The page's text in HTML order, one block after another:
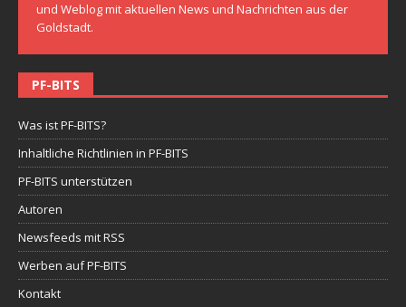
und Weblog mit aktuellen News und Nachrichten aus der
Goldstadt.
PF-BITS
Was ist PF-BITS?
Inhaltliche Richtlinien in PF-BITS
PF-BITS unterstützen
Autoren
Newsfeeds mit RSS
Werben auf PF-BITS
Kontakt